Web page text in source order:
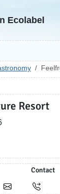
Ecolabel
Resort
Contact